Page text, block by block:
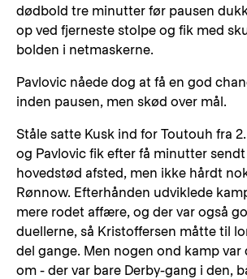
dødbold tre minutter før pausen
op ved fjerneste stolpe og fik med
bolden i netmaskerne.
Pavlovic nåede dog at få en god
inden pausen, men skød over mål.
Ståle satte Kusk ind for Toutouh fra
og Pavlovic fik efter få minutter
hovedstød afsted, men ikke hårdt
Rønnow. Efterhånden udviklede
mere rodet affære, og der var også
duellerne, så Kristoffersen måtte til
del gange. Men nogen ond kamp var
om - der var bare Derby-gang i den,